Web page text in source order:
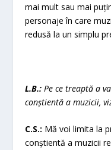
mai mult sau mai
personaje în care
redusă la un simplu
L.B.: Pe ce treaptă a
conștientă a muzicii,
C.S.: Mă voi limita la
conștientă a muzicii